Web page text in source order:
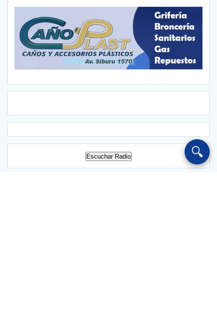
Escuchar Radio 🔍